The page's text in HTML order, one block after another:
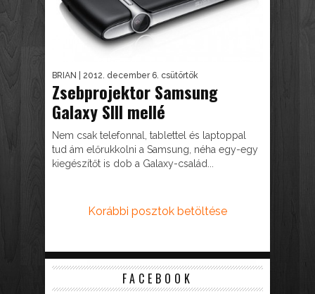
BRIAN | 2012. december 6. csütörtök
Zsebprojektor Samsung
Galaxy SIII mellé
Nem csak telefonnal, tablettel és laptoppal
tud ám előrukkolni a Samsung, néha egy-egy
kiegészítőt is dob a Galaxy-család...
Korábbi posztok betöltése
FACEBOOK